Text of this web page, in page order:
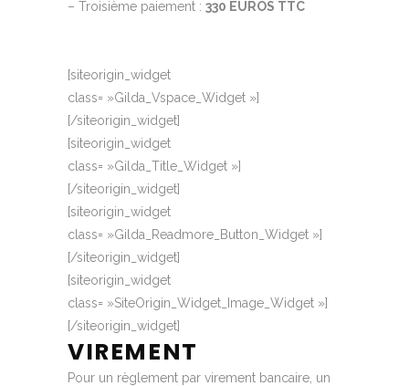
– Troisième paiement : 330 EUROS TTC
[siteorigin_widget
class= »Gilda_Vspace_Widget »]
[/siteorigin_widget]
[siteorigin_widget
class= »Gilda_Title_Widget »]
[/siteorigin_widget]
[siteorigin_widget
class= »Gilda_Readmore_Button_Widget »]
[/siteorigin_widget]
[siteorigin_widget
class= »SiteOrigin_Widget_Image_Widget »]
[/siteorigin_widget]
VIREMENT
Pour un règlement par virement bancaire, un